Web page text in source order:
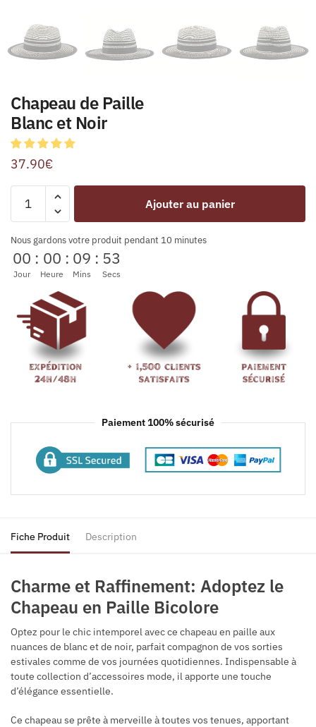
Chapeau de Paille
Blanc et Noir
37.90€
Ajouter au panier
Nous gardons votre produit pendant 10 minutes
00
Jour
: 00
Heure
: 09
Mins
: 53
Secs
Paiement 100% sécurisé
Fiche Produit Description
Charme et Raffinement: Adoptez le
Chapeau en Paille Bicolore
Optez pour le chic intemporel avec ce chapeau en paille aux
nuances de blanc et de noir, parfait compagnon de vos sorties
estivales comme de vos journées quotidiennes. Indispensable à
toute collection d’accessoires mode, il apporte une touche
d’élégance essentielle.
Ce chapeau se prête à merveille à toutes vos tenues, apportant